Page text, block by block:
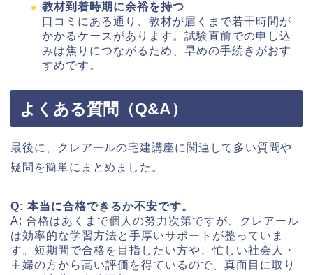
教材到着時期に余裕を持つ
口コミにある通り、教材が届くまで若干時間が
かかるケースがあります。試験直前での申し込
みは焦りにつながるため、早めの手続きがおす
すめです。
よくある質問（Q&A）
最後に、クレアールの宅建講座に関連して多い質問や
疑問を簡単にまとめました。
Q: 本当に合格できるか不安です。
A: 合格はあくまで個人の努力次第ですが、クレアール
は効率的な学習方法と手厚いサポートが整っていま
す。短期間で合格を目指したい方や、忙しい社会人・
主婦の方から高い評価を得ているので、真面目に取り